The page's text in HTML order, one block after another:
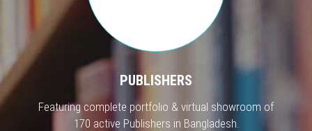
PUBLISHERS
Featuring complete portfolio & virtual showroom of
170 active Publishers in Bangladesh.